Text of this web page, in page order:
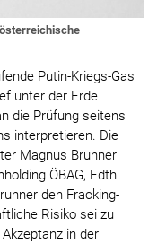
Putin-Kriegs-Gas
unter der Erde
die Prüfung seitens
interpretieren. Die
Magnus Brunner
ÖBAG, Edth
den Fracking-
Risiko sei zu
in der